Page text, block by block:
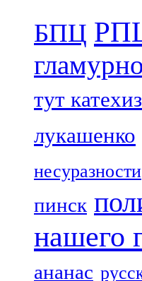
БПЦ
тут
лукашенко
несуразности
пинск
нашего
ананас